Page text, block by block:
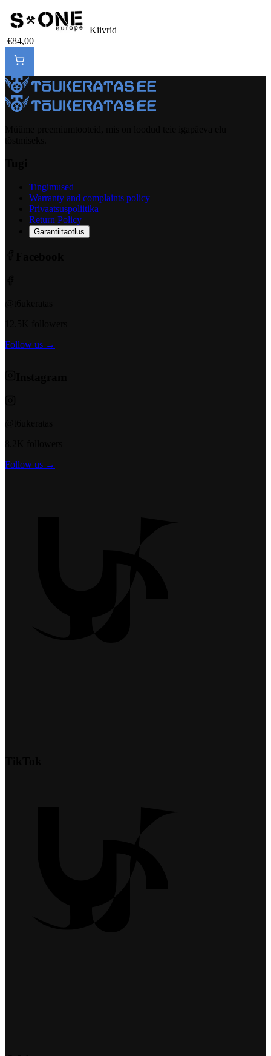
Kiivrid
€84,00
Tingimused
Warranty and complaints policy
Privaatsuspoliitika
Return Policy
Garantiitaotlus
Follow us →
Follow us →